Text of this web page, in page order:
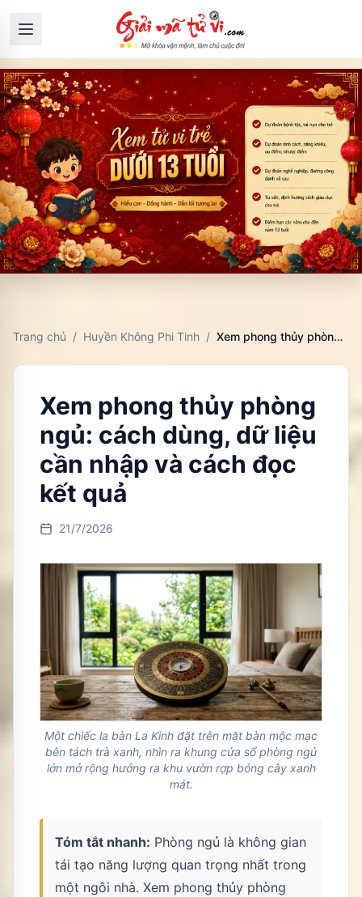
Trang chủ / Huyền Không Phi Tinh / Xem phong thủy phòng ngủ: cách dùng, dữ liệu cần nhập và cách đọc kết quả
Xem phong thủy phòng
ngủ: cách dùng, dữ liệu
cần nhập và cách đọc
kết quả
21/7/2026
Một chiếc la bàn La Kinh đặt trên mặt bàn mộc mạc
bên tách trà xanh, nhìn ra khung cửa sổ phòng ngủ
lớn mở rộng hướng ra khu vườn rợp bóng cây xanh
mát.
Tóm tắt nhanh: Phòng ngủ là không gian
tái tạo năng lượng quan trọng nhất trong
một ngôi nhà. Xem phong thủy phòng